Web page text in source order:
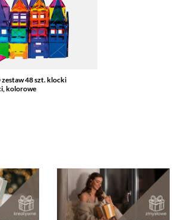
48 szt. klocki
kolorowe